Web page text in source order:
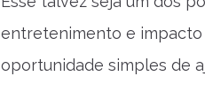
entretenimento e impacto
oportunidade simples de